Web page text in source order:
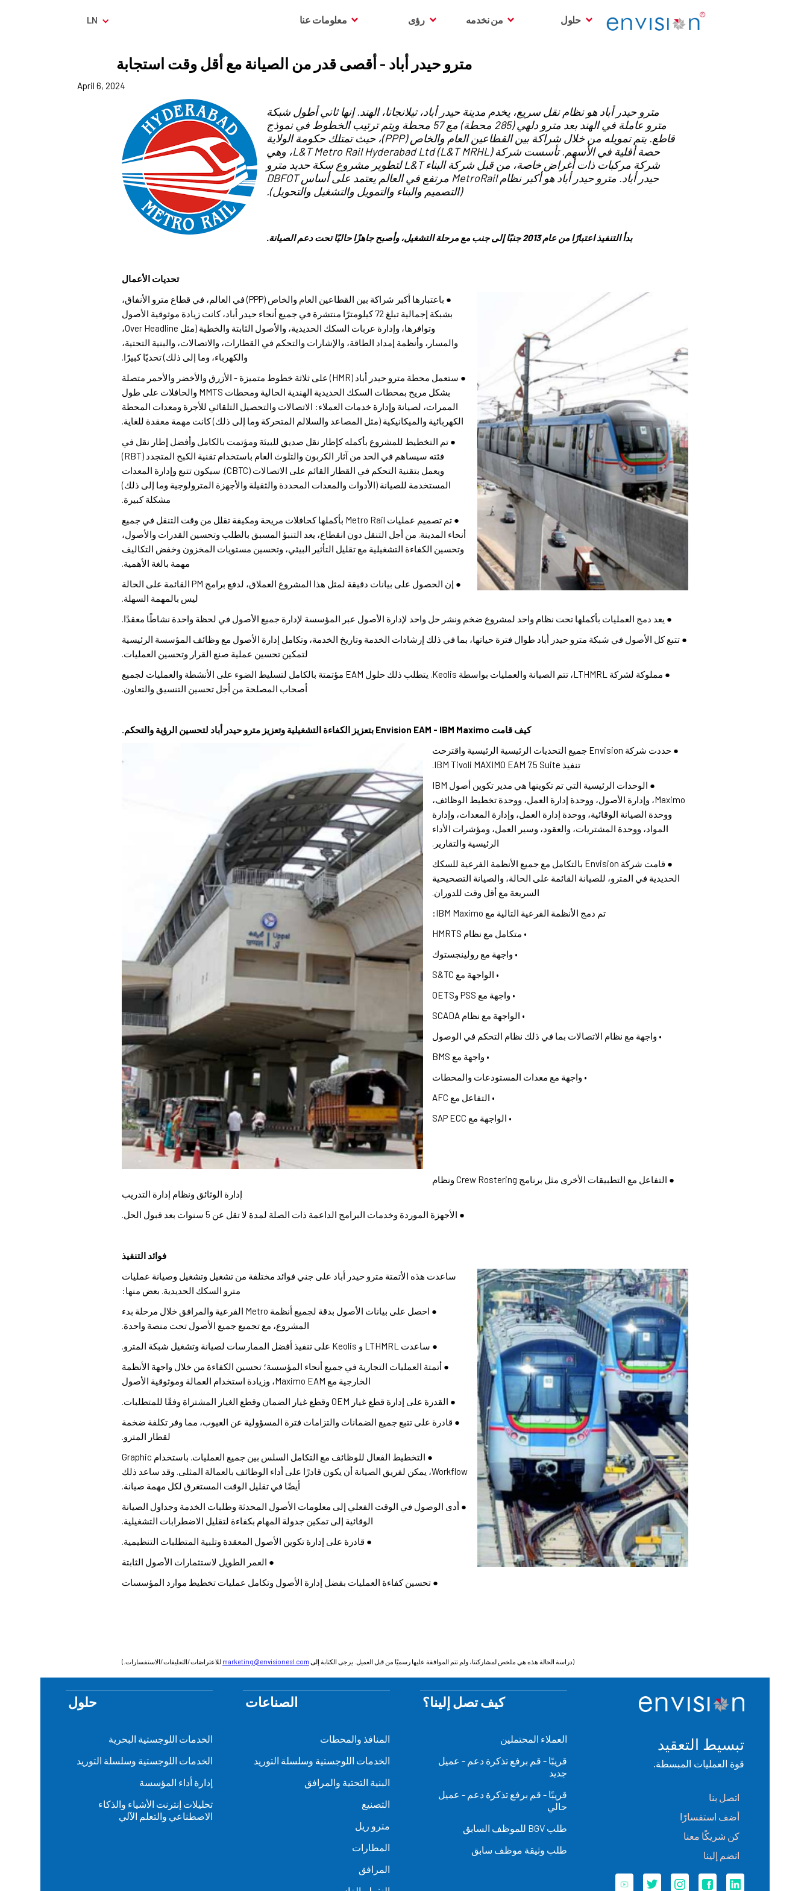
حلول من نخدمه رؤى معلومات عنا LN
مترو حيدر أباد - أقصى قدر من الصيانة مع أقل وقت استجابة
April 6, 2024
مترو حيدر أباد هو نظام نقل سريع، يخدم مدينة حيدر أباد، تيلانجانا، الهند. إنها ثاني أطول شبكة
مترو عاملة في الهند بعد مترو دلهي (285 محطة) مع 57 محطة ويتم ترتيب الخطوط في نموذج
قاطع. يتم تمويله من خلال شراكة بين القطاعين العام والخاص (PPP)، حيث تمتلك حكومة الولاية
حصة أقلية في الأسهم. تأسست شركة L&T Metro Rail Hyderabad Ltd (L&T MRHL)، وهي
شركة مركبات ذات أغراض خاصة، من قبل شركة البناء L&T لتطوير مشروع سكة حديد مترو
حيدر أباد. مترو حيدر أباد هو أكبر نظام MetroRail مرتفع في العالم يعتمد على أساس DBFOT
(التصميم والبناء والتمويل والتشغيل والتحويل).
بدأ التنفيذ اعتبارًا من عام 2013 جنبًا إلى جنب مع مرحلة التشغيل، وأصبح جاهزًا حاليًا تحت دعم الصيانة.
تحديات الأعمال
● باعتبارها أكبر شراكة بين القطاعين العام والخاص (PPP) في العالم، في قطاع مترو الأنفاق،
بشبكة إجمالية تبلغ 72 كيلومترًا منتشرة في جميع أنحاء حيدر أباد، كانت زيادة موثوقية الأصول
وتوافرها، وإدارة عربات السكك الحديدية، والأصول الثابتة والخطية (مثل Over Headline،
والمسار، وأنظمة إمداد الطاقة، والإشارات والتحكم في القطارات، والاتصالات، والبنية التحتية،
والكهرباء، وما إلى ذلك) تحديًا كبيرًا.
● ستعمل محطة مترو حيدر أباد (HMR) على ثلاثة خطوط متميزة - الأزرق والأخضر والأحمر متصلة
بشكل مريح بمحطات السكك الحديدية الهندية الحالية ومحطات MMTS والحافلات على طول
الممرات، لصيانة وإدارة خدمات العملاء: الاتصالات والتحصيل التلقائي للأجرة ومعدات المحطة
الكهربائية والميكانيكية (مثل المصاعد والسلالم المتحركة وما إلى ذلك) كانت مهمة معقدة للغاية.
● تم التخطيط للمشروع بأكمله كإطار نقل صديق للبيئة ومؤتمت بالكامل وأفضل إطار نقل في
فئته سيساهم في الحد من آثار الكربون والتلوث العام باستخدام تقنية الكبح المتجدد (RBT)
ويعمل بتقنية التحكم في القطار القائم على الاتصالات (CBTC). سيكون تتبع وإدارة المعدات
المستخدمة للصيانة (الأدوات والمعدات المحددة والثقيلة والأجهزة المترولوجية وما إلى ذلك)
مشكلة كبيرة.
● تم تصميم عمليات Metro Rail بأكملها كحافلات مريحة ومكيفة تقلل من وقت التنقل في جميع
أنحاء المدينة. من أجل التنقل دون انقطاع، يعد التنبؤ المسبق بالطلب وتحسين القدرات والأصول،
وتحسين الكفاءة التشغيلية مع تقليل التأثير البيئي، وتحسين مستويات المخزون وخفض التكاليف
مهمة بالغة الأهمية.
● إن الحصول على بيانات دقيقة لمثل هذا المشروع العملاق، لدفع برامج PM القائمة على الحالة
ليس بالمهمة السهلة.
● يعد دمج العمليات بأكملها تحت نظام واحد لمشروع ضخم ونشر حل واحد لإدارة الأصول عبر المؤسسة لإدارة جميع الأصول في لحظة واحدة نشاطًا معقدًا.
● تتبع كل الأصول في شبكة مترو حيدر أباد طوال فترة حياتها، بما في ذلك إرشادات الخدمة وتاريخ الخدمة، وتكامل إدارة الأصول مع وظائف المؤسسة الرئيسية
لتمكين تحسين عملية صنع القرار وتحسين العمليات.
● مملوكة لشركة LTHMRL، تتم الصيانة والعمليات بواسطة Keolis. يتطلب ذلك حلول EAM مؤتمتة بالكامل لتسليط الضوء على الأنشطة والعمليات لجميع
أصحاب المصلحة من أجل تحسين التنسيق والتعاون.
كيف قامت Envision EAM - IBM Maximo بتعزيز الكفاءة التشغيلية وتعزيز مترو حيدر أباد لتحسين الرؤية والتحكم.
● حددت شركة Envision جميع التحديات الرئيسية الرئيسية واقترحت
تنفيذ IBM Tivoli MAXIMO EAM 7.5 Suite.
● الوحدات الرئيسية التي تم تكوينها هي مدير تكوين أصول IBM
Maximo، وإدارة الأصول، ووحدة إدارة العمل، ووحدة تخطيط الوظائف،
ووحدة الصيانة الوقائية، ووحدة إدارة العمل، وإدارة المعدات، وإدارة
المواد، ووحدة المشتريات، والعقود، وسير العمل، ومؤشرات الأداء
الرئيسية والتقارير.
● قامت شركة Envision بالتكامل مع جميع الأنظمة الفرعية للسكك
الحديدية في المترو، للصيانة القائمة على الحالة، والصيانة التصحيحية
السريعة مع أقل وقت للدوران.
تم دمج الأنظمة الفرعية التالية مع IBM Maximo:
• متكامل مع نظام HMRTS
• واجهة مع رولينجستوك
• الواجهة مع S&TC
• واجهة مع PSS وOETS
• الواجهة مع نظام SCADA
• واجهة مع نظام الاتصالات بما في ذلك نظام التحكم في الوصول
• واجهة مع BMS
• واجهة مع معدات المستودعات والمحطات
• التفاعل مع AFC
• الواجهة مع SAP ECC
● التفاعل مع التطبيقات الأخرى مثل برنامج Crew Rostering ونظام
إدارة الوثائق ونظام إدارة التدريب
● الأجهزة الموردة وخدمات البرامج الداعمة ذات الصلة لمدة لا تقل عن 5 سنوات بعد قبول الحل.
فوائد التنفيذ
ساعدت هذه الأتمتة مترو حيدر أباد على جني فوائد مختلفة من تشغيل وتشغيل وصيانة عمليات
مترو السكك الحديدية. بعض منها:
● احصل على بيانات الأصول بدقة لجميع أنظمة Metro الفرعية والمرافق خلال مرحلة بدء
المشروع، مع تجميع جميع الأصول تحت منصة واحدة.
● ساعدت LTHMRL و Keolis على تنفيذ أفضل الممارسات لصيانة وتشغيل شبكة المترو.
● أتمتة العمليات التجارية في جميع أنحاء المؤسسة؛ تحسين الكفاءة من خلال واجهة الأنظمة
الخارجية مع Maximo EAM، وزيادة استخدام العمالة وموثوقية الأصول
● القدرة على إدارة قطع غيار OEM وقطع غيار الضمان وقطع الغيار المشتراة وفقًا للمتطلبات.
● قادرة على تتبع جميع الضمانات والتزامات فترة المسؤولية عن العيوب، مما وفر تكلفة ضخمة
لقطار المترو.
● التخطيط الفعال للوظائف مع التكامل السلس بين جميع العمليات. باستخدام Graphic
Workflow، يمكن لفريق الصيانة أن يكون قادرًا على أداء الوظائف بالعمالة المثلى. وقد ساعد ذلك
أيضًا في تقليل الوقت المستغرق لكل مهمة صيانة.
● أدى الوصول في الوقت الفعلي إلى معلومات الأصول المحدثة وطلبات الخدمة وجداول الصيانة
الوقائية إلى تمكين جدولة المهام بكفاءة لتقليل الاضطرابات التشغيلية.
● قادرة على إدارة تكوين الأصول المعقدة وتلبية المتطلبات التنظيمية.
● العمر الطويل لاستثمارات الأصول الثابتة
● تحسين كفاءة العمليات بفضل إدارة الأصول وتكامل عمليات تخطيط موارد المؤسسات
(دراسة الحالة هذه هي ملخص لمشاركتنا، ولم تتم الموافقة عليها رسميًا من قبل العميل. يرجى الكتابة إلى marketing@envisionesl.com للاعتراضات/التعليقات/الاستفسارات.)
تبسيط التعقيد
قوة العمليات المبسطة.
اتصل بنا
أضف استفسارًا
كن شريكًا معنا
انضم إلينا
الصناعات
المنافذ والمحطات
الخدمات اللوجستية وسلسلة التوريد
البنية التحتية والمرافق
التصنيع
مترو ريل
المطارات
المرافق
حلول
الخدمات اللوجستية البحرية
الخدمات اللوجستية وسلسلة التوريد
إدارة أداء المؤسسة
تحليلات إنترنت الأشياء والذكاء
الاصطناعي والتعلم الآلي
كيف تصل إلينا؟
العملاء المحتملين
قريبًا - قم برفع تذكرة دعم - عميل
جديد
قريبًا - قم برفع تذكرة دعم - عميل
حالي
طلب BGV للموظف السابق
طلب وثيقة موظف سابق